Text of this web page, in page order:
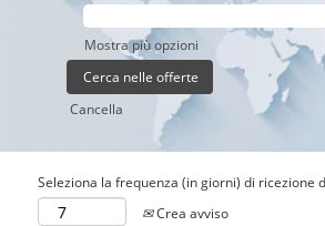
Mostra più opzioni
Cancella
Seleziona la frequenza (in giorni) di ricezione
Crea avviso